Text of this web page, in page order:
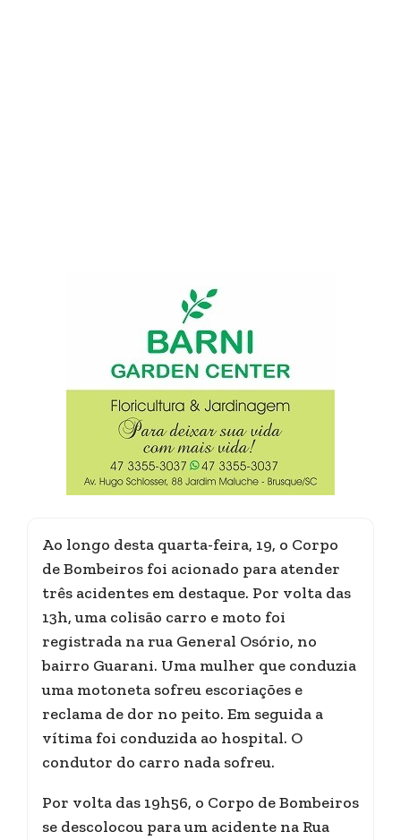
Ao longo desta quarta-feira, 19, o Corpo
de Bombeiros foi acionado para atender
três acidentes em destaque. Por volta das
13h, uma colisão carro e moto foi
registrada na rua General Osório, no
bairro Guarani. Uma mulher que conduzia
uma motoneta sofreu escoriações e
reclama de dor no peito. Em seguida a
vítima foi conduzida ao hospital. O
condutor do carro nada sofreu.
Por volta das 19h56, o Corpo de Bombeiros
se descolocou para um acidente na Rua